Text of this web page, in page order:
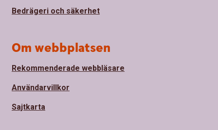
Bedrägeri och säkerhet
Om webbplatsen
Rekommenderade webbläsare
Användarvillkor
Sajtkarta